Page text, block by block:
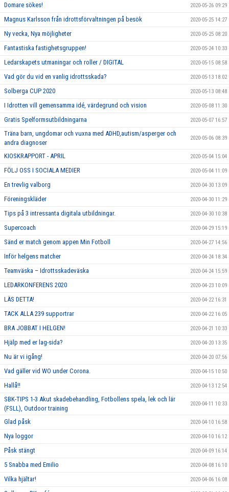
Domare sökes! 2020-05-26 09:29
Magnus Karlsson från idrottsförvaltningen på besök 2020-05-25 14:27
Ny vecka, Nya möjligheter 2020-05-25 08:20
Fantastiska fastighetsgruppen! 2020-05-24 10:33
Ledarskapets utmaningar och roller / DIGITAL 2020-05-15 08:58
Vad gör du vid en vanlig idrottsskada? 2020-05-13 18:02
Solberga CUP 2020 2020-05-13 08:48
I Idrotten vill gemensamma idé, värdegrund och vision 2020-05-08 11:30
Gratis Spelformsutbildningarna 2020-05-07 16:57
Träna barn, ungdomar och vuxna med ADHD,autism/asperger och
andra diagnoser
2020-05-06 08:39
KIOSKRAPPORT - APRIL 2020-05-04 15:04
FÖLJ OSS I SOCIALA MEDIER 2020-05-04 11:09
En trevlig valborg 2020-04-30 13:09
Föreningskläder 2020-04-30 11:29
Tips på 3 intressanta digitala utbildningar. 2020-04-30 10:38
Supercoach 2020-04-29 15:19
Sänd er match genom appen Min Fotboll 2020-04-27 14:56
Inför helgens matcher 2020-04-24 18:34
Teamväska – Idrottsskadeväska 2020-04-24 15:59
LEDARKONFERENS 2020 2020-04-23 10:09
LÄS DETTA! 2020-04-22 16:31
TACK ALLA 239 supportrar 2020-04-22 16:05
BRA JOBBAT I HELGEN! 2020-04-21 10:33
Hjälp med er lag-sida? 2020-04-20 13:35
Nu är vi igång! 2020-04-20 07:56
Vad gäller vid WO under Corona. 2020-04-15 10:50
Hallå!! 2020-04-13 12:54
SBK-TIPS 1-3 Akut skadebehandling, Fotbollens spela, lek och lär
(FSLL), Outdoor training
2020-04-11 10:33
Glad påsk 2020-04-10 16:58
Nya loggor 2020-04-10 16:12
Påsk stängt 2020-04-09 16:14
5 Snabba med Emilio 2020-04-08 16:10
Vilka hjältar! 2020-04-06 16:08